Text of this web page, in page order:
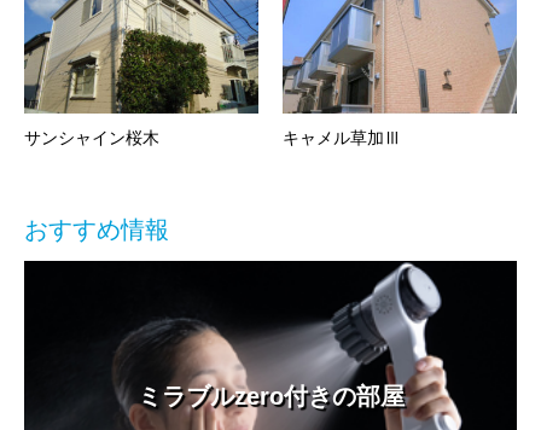
サンシャイン桜木 キャメル草加Ⅲ
おすすめ情報
ミラブルzero付きの部屋